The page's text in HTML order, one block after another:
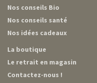
Nos conseils Bio
Nos conseils santé
Nos idées cadeaux
La boutique
Le retrait en magasin
Contactez-nous !